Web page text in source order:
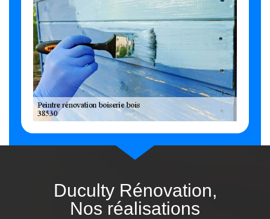
Duculty Rénovation,
Nos réalisations